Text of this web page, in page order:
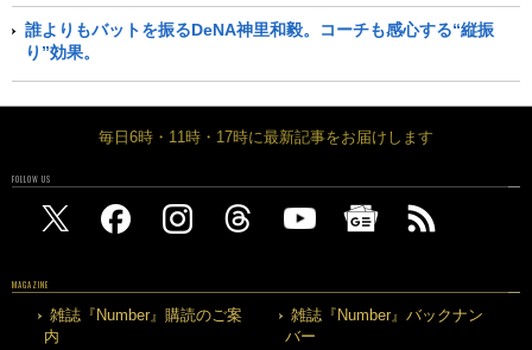
誰よりもバットを振るDeNA神里和毅。コーチも感心する“縦振
り”効果。
毎日6時・11時・17時に最新記事をお届けします
FOLLOW US
MAGAZINE
雑誌『Number』購読のご案
内
雑誌『Number』バックナン
バー